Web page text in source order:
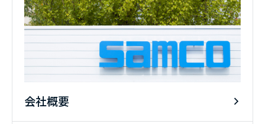
会社概要